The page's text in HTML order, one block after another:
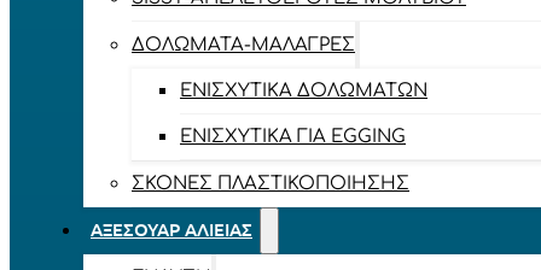
ΔΟΛΏΜΑΤΑ-ΜΑΛΆΓΡΕΣ
ΕΝΙΣΧΥΤΙΚΆ ΔΟΛΩΜΆΤΩΝ
ΕΝΙΣΧΥΤΙΚΆ ΓΙΑ EGGING
ΣΚΌΝΕΣ ΠΛΑΣΤΙΚΟΠΟΊΗΣΗΣ
ΑΞΕΣΟΥΆΡ ΑΛΙΕΊΑΣ